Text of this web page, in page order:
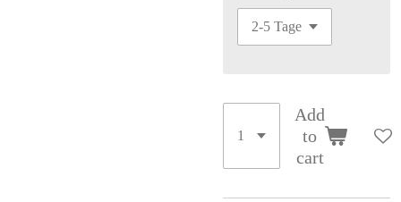
Add
to
cart